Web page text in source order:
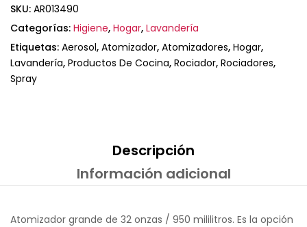
SKU: AR013490
Categorías: Higiene, Hogar, Lavandería
Etiquetas: Aerosol, Atomizador, Atomizadores, Hogar,
Lavandería, Productos De Cocina, Rociador, Rociadores,
Spray
Descripción
Información adicional
Atomizador grande de 32 onzas / 950 mililitros. Es la opción